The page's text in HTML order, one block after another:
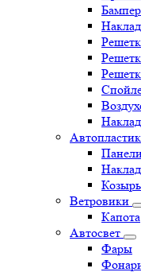
Ветровики
Капота
Автосвет
Фары